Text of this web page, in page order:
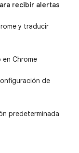
recibir alertas
y traducir
Chrome
de
predeterminada